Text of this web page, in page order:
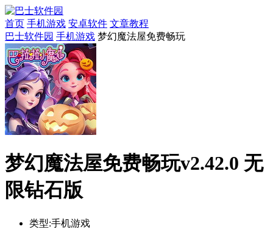
首页 手机游戏 安卓软件 文章教程
巴士软件园 手机游戏 梦幻魔法屋免费畅玩
梦幻魔法屋免费畅玩v2.42.0 无
限钻石版
类型:手机游戏